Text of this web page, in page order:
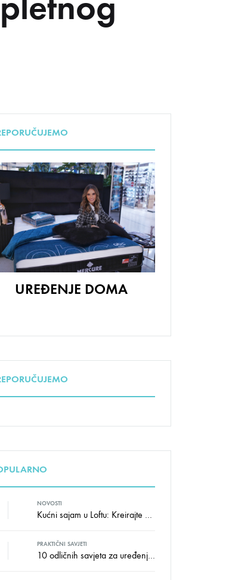
UREĐENJE DOMA
NOVOSTI
Kućni sajam u Loftu: Kreirajte dom sa stilom i udobnošću uz velike uštede!
PRAKTIČNI SAVJETI
10 odličnih savjeta za uređenje dječije sobe